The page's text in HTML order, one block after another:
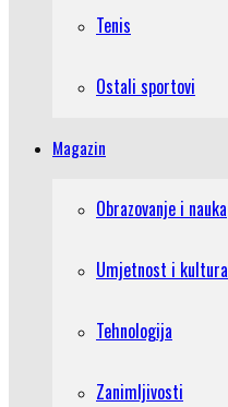
Tenis
Ostali sportovi
Magazin
Obrazovanje i nauka
Umjetnost i kultura
Tehnologija
Zanimljivosti